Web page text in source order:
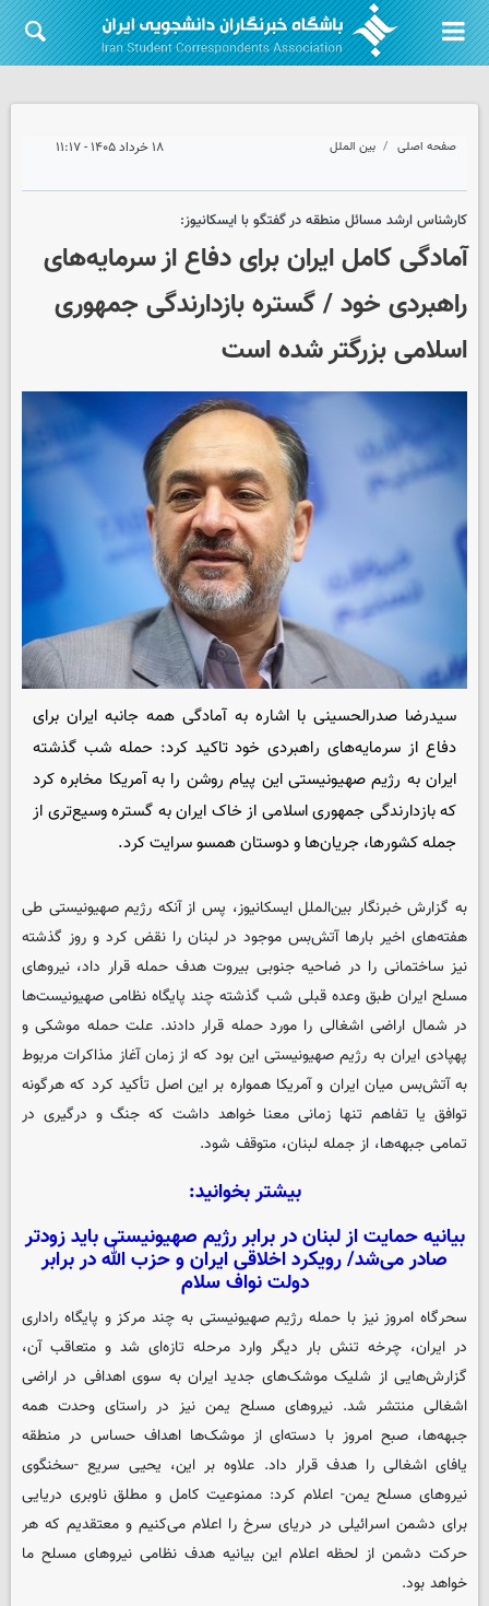
صفحه اصلی بین الملل ۱۸ خرداد ۱۴۰۵ - ۱۱:۱۷
کارشناس ارشد مسائل منطقه در گفتگو با ایسکانیوز:
آمادگی کامل ایران برای دفاع از سرمایه‌های
راهبردی خود / گستره بازدارندگی جمهوری
اسلامی بزرگتر شده است
سیدرضا صدرالحسینی با اشاره به آمادگی همه جانبه ایران برای
دفاع از سرمایه‌های راهبردی خود تاکید کرد: حمله شب گذشته
ایران به رژیم صهیونیستی این پیام روشن را به آمریکا مخابره کرد
که بازدارندگی جمهوری اسلامی از خاک ایران به گستره وسیع‌تری از
جمله کشورها، جریان‌ها و دوستان همسو سرایت کرد.
به گزارش خبرنگار بین‌الملل ایسکانیوز، پس از آنکه رژیم صهیونیستی طی
هفته‌های اخیر بارها آتش‌بس موجود در لبنان را نقض کرد و روز گذشته
نیز ساختمانی را در ضاحیه جنوبی بیروت هدف حمله قرار داد، نیروهای
مسلح ایران طبق وعده قبلی شب گذشته چند پایگاه نظامی صهیونیست‌ها
در شمال اراضی اشغالی را مورد حمله قرار دادند. علت حمله موشکی و
پهپادی ایران به رژیم صهیونیستی این بود که از زمان آغاز مذاکرات مربوط
به آتش‌بس میان ایران و آمریکا همواره بر این اصل تأکید کرد که هرگونه
توافق یا تفاهم تنها زمانی معنا خواهد داشت که جنگ و درگیری در
تمامی جبهه‌ها، از جمله لبنان، متوقف شود.
بیشتر بخوانید:
بیانیه حمایت از لبنان در برابر رژیم صهیونیستی باید زودتر
صادر می‌شد/ رویکرد اخلاقی ایران و حزب الله در برابر
دولت نواف سلام
سحرگاه امروز نیز با حمله رژیم صهیونیستی به چند مرکز و پایگاه راداری
در ایران، چرخه تنش بار دیگر وارد مرحله تازه‌ای شد و متعاقب آن،
گزارش‌هایی از شلیک موشک‌های جدید ایران به سوی اهدافی در اراضی
اشغالی منتشر شد. نیروهای مسلح یمن نیز در راستای وحدت همه
جبهه‌ها، صبح امروز با دسته‌ای از موشک‌ها اهداف حساس در منطقه
یافای اشغالی را هدف قرار داد. علاوه بر این، یحیی سریع -سخنگوی
نیروهای مسلح یمن- اعلام کرد: ممنوعیت کامل و مطلق ناوبری دریایی
برای دشمن اسرائیلی در دریای سرخ را اعلام می‌کنیم و معتقدیم که هر
حرکت دشمن از لحظه اعلام این بیانیه هدف نظامی نیروهای مسلح ما
خواهد بود.